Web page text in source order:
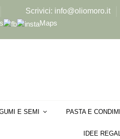
Scrivici: info@oliomoro.it
Maps
E SEMI PASTA E
IDEE